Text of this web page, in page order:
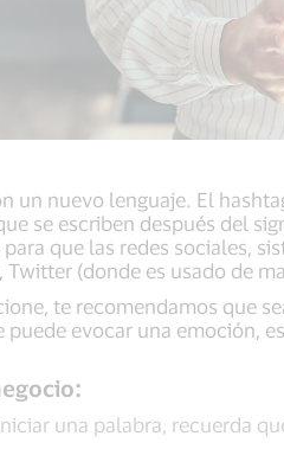
un nuevo lenguaje. El
se escriben después del
que las redes sociales,
Twitter (donde es usado de
te recomendamos que
evocar una emoción,
una palabra, recuerda